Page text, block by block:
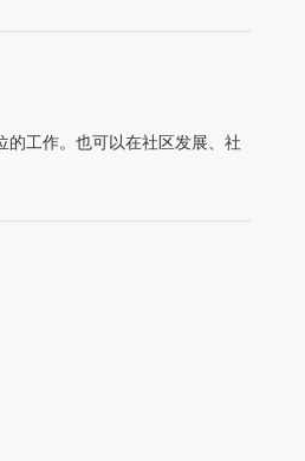
的工作。也可以在社区发展、社